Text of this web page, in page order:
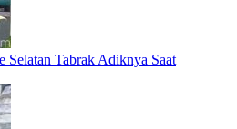
Tabrak Adiknya Saat